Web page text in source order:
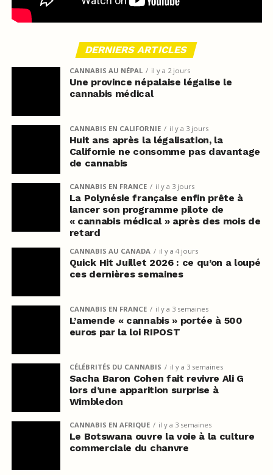
DERNIERS ARTICLES
CANNABIS AU NÉPAL il y a 2 jours
Une province népalaise légalise le
cannabis médical
CANNABIS EN CALIFORNIE il y a 3 jours
Huit ans après la légalisation, la
Californie ne consomme pas davantage
de cannabis
CANNABIS EN FRANCE il y a 3 jours
La Polynésie française enfin prête à
lancer son programme pilote de
« cannabis médical » après des mois de
retard
CANNABIS AU CANADA il y a 4 jours
Quick Hit Juillet 2026 : ce qu’on a loupé
ces dernières semaines
CANNABIS EN FRANCE il y a 3 semaines
L’amende « cannabis » portée à 500
euros par la loi RIPOST
CÉLÉBRITÉS DU CANNABIS il y a 3 semaines
Sacha Baron Cohen fait revivre Ali G
lors d’une apparition surprise à
Wimbledon
CANNABIS EN AFRIQUE il y a 3 semaines
Le Botswana ouvre la voie à la culture
commerciale du chanvre